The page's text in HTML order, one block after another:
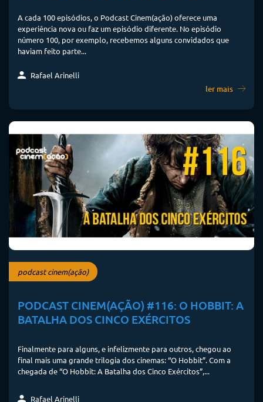
A cada 100 episódios, o Podcast Cinem(ação) oferece uma
experiência nova ou faz um episódio diferente. No episódio
número 100, por exemplo, recebemos alguns convidados que
haviam feito parte...
Rafael Arinelli
ler mais
podcast cinem(ação)
PODCAST CINEM(AÇÃO) #116: O HOBBIT: A
BATALHA DOS CINCO EXÉRCITOS
Finalmente para alguns, e infelizmente para outros, chegou ao
final mais uma grande trilogia dos cinemas: “O Hobbit”. Com a
chegada de “O Hobbit: A Batalha dos Cinco Exércitos”,...
Rafael Arinelli